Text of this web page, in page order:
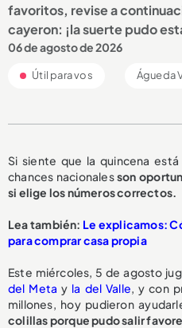
favoritos, revise a
cayeron: ¡la suerte pudo
06 de agosto de 2026
Útil para vos Águeda
Si siente que la quincena
chances nacionalesson
si elige los números correctos.
Lea también: Le explicamos:
para comprar casa propia
Este miércoles, 5 de agosto
del Meta y la del Valle, y con
millones, hoy pudieron
colillas porque pudo salir